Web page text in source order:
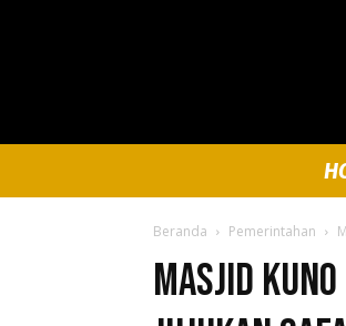
Beranda Pemerintahan
Masjid